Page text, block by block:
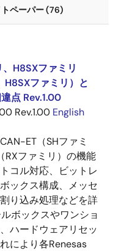
ペーパー (76)
H8SXファミリ
H8SXファミリ）と
点 Rev.1.00
Rev.1.00 English
ET（SHファミ
RXファミリ）の機能
コル対応、ビットレ
ックス構成、メッセ
り込み処理などを詳
ボックスやワンショ
ハードウェアリセッ
により各Renesas